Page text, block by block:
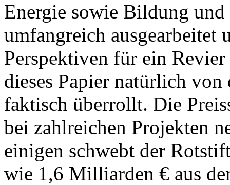
Energie sowie Bildung
umfangreich ausgearbeitet
Perspektiven für ein
dieses Papier natürlich
faktisch überrollt. Die
bei zahlreichen Projekten
einigen schwebt der
wie 1,6 Milliarden € aus